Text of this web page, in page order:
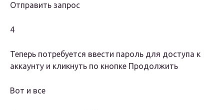
Отправить запрос
4
Теперь потребуется ввести пароль для доступа к
аккаунту и кликнуть по кнопке Продолжить
Вот и все